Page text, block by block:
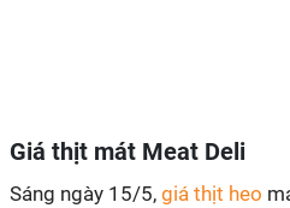
Giá thịt mát Meat Deli
Sáng ngày 15/5, giá thịt heo